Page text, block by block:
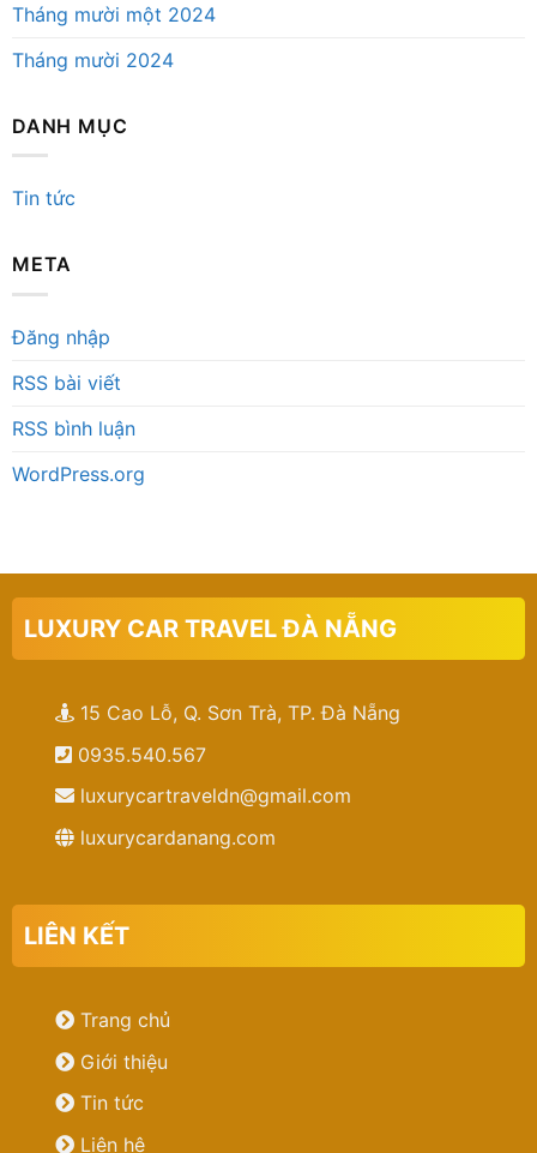
Tháng mười một 2024
Tháng mười 2024
DANH MỤC
Tin tức
META
Đăng nhập
RSS bài viết
RSS bình luận
WordPress.org
LUXURY CAR TRAVEL ĐÀ NẴNG
15 Cao Lỗ, Q. Sơn Trà, TP. Đà Nẵng
0935.540.567
luxurycartraveldn@gmail.com
luxurycardanang.com
LIÊN KẾT
Trang chủ
Giới thiệu
Tin tức
Liên hệ